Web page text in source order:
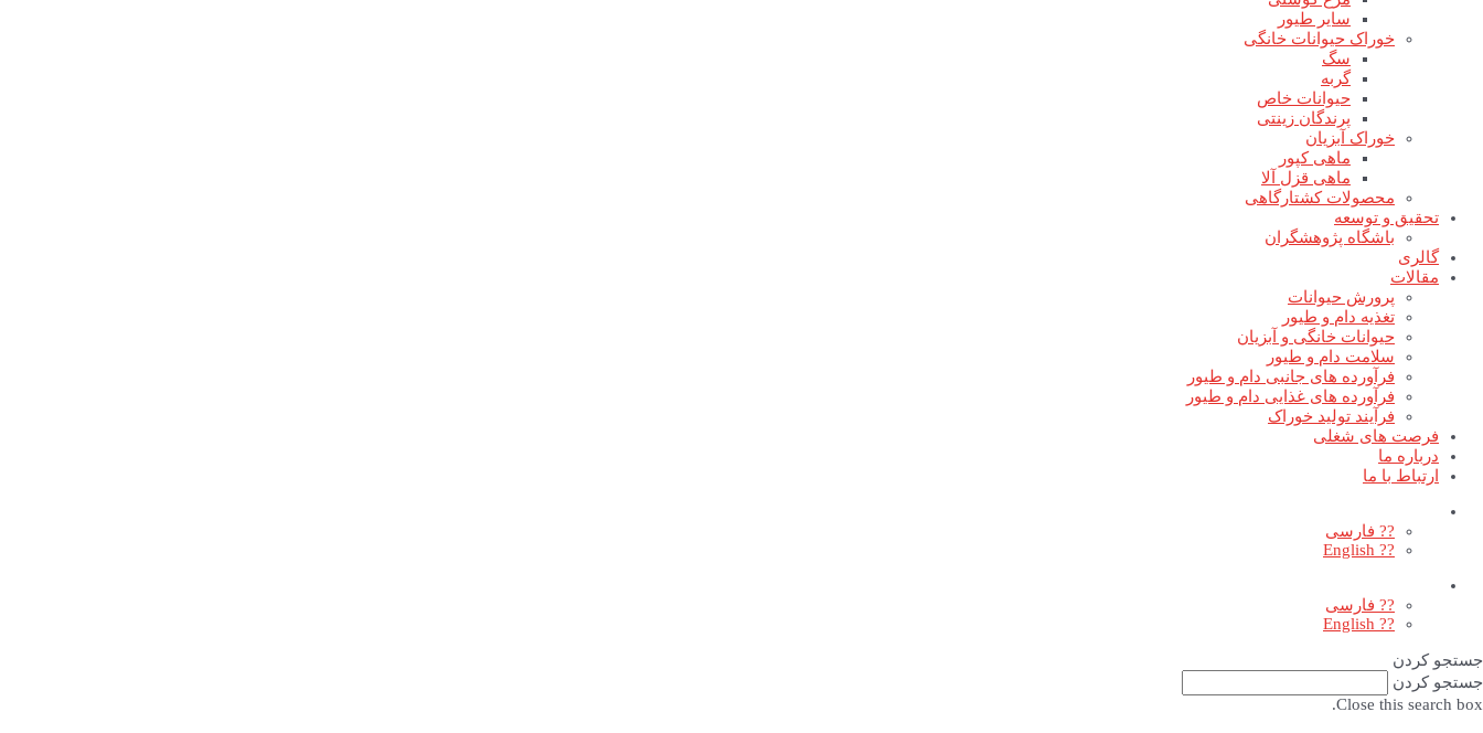
سایر طیور
خوراک حیوانات خانگی
سگ
گربه
حیوانات خاص
پرندگان زینتی
خوراک آبزیان
ماهی کپور
ماهی قزل آلا
محصولات کشتارگاهی
تحقیق و توسعه
باشگاه پژوهشگران
گالری
مقالات
پرورش حیوانات
تغذیه دام و طیور
حیوانات خانگی و آبزیان
سلامت دام و طیور
فرآورده های جانبی دام و طیور
فرآورده های غذایی دام و طیور
فرآیند تولید خوراک
فرصت های شغلی
درباره ما
ارتباط با ما
?? فارسی
?? English
?? فارسی
?? English
جستجو کردن
جستجو کردن
Close this search box.